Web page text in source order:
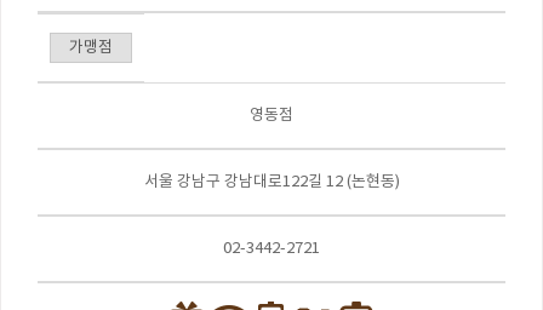
가맹점
영동점
서울 강남구 강남대로122길 12 (논현동)
02-3442-2721